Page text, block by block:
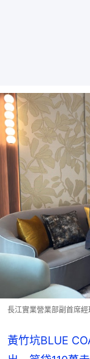
長江實業營業部副首席經
黃竹坑BLUE